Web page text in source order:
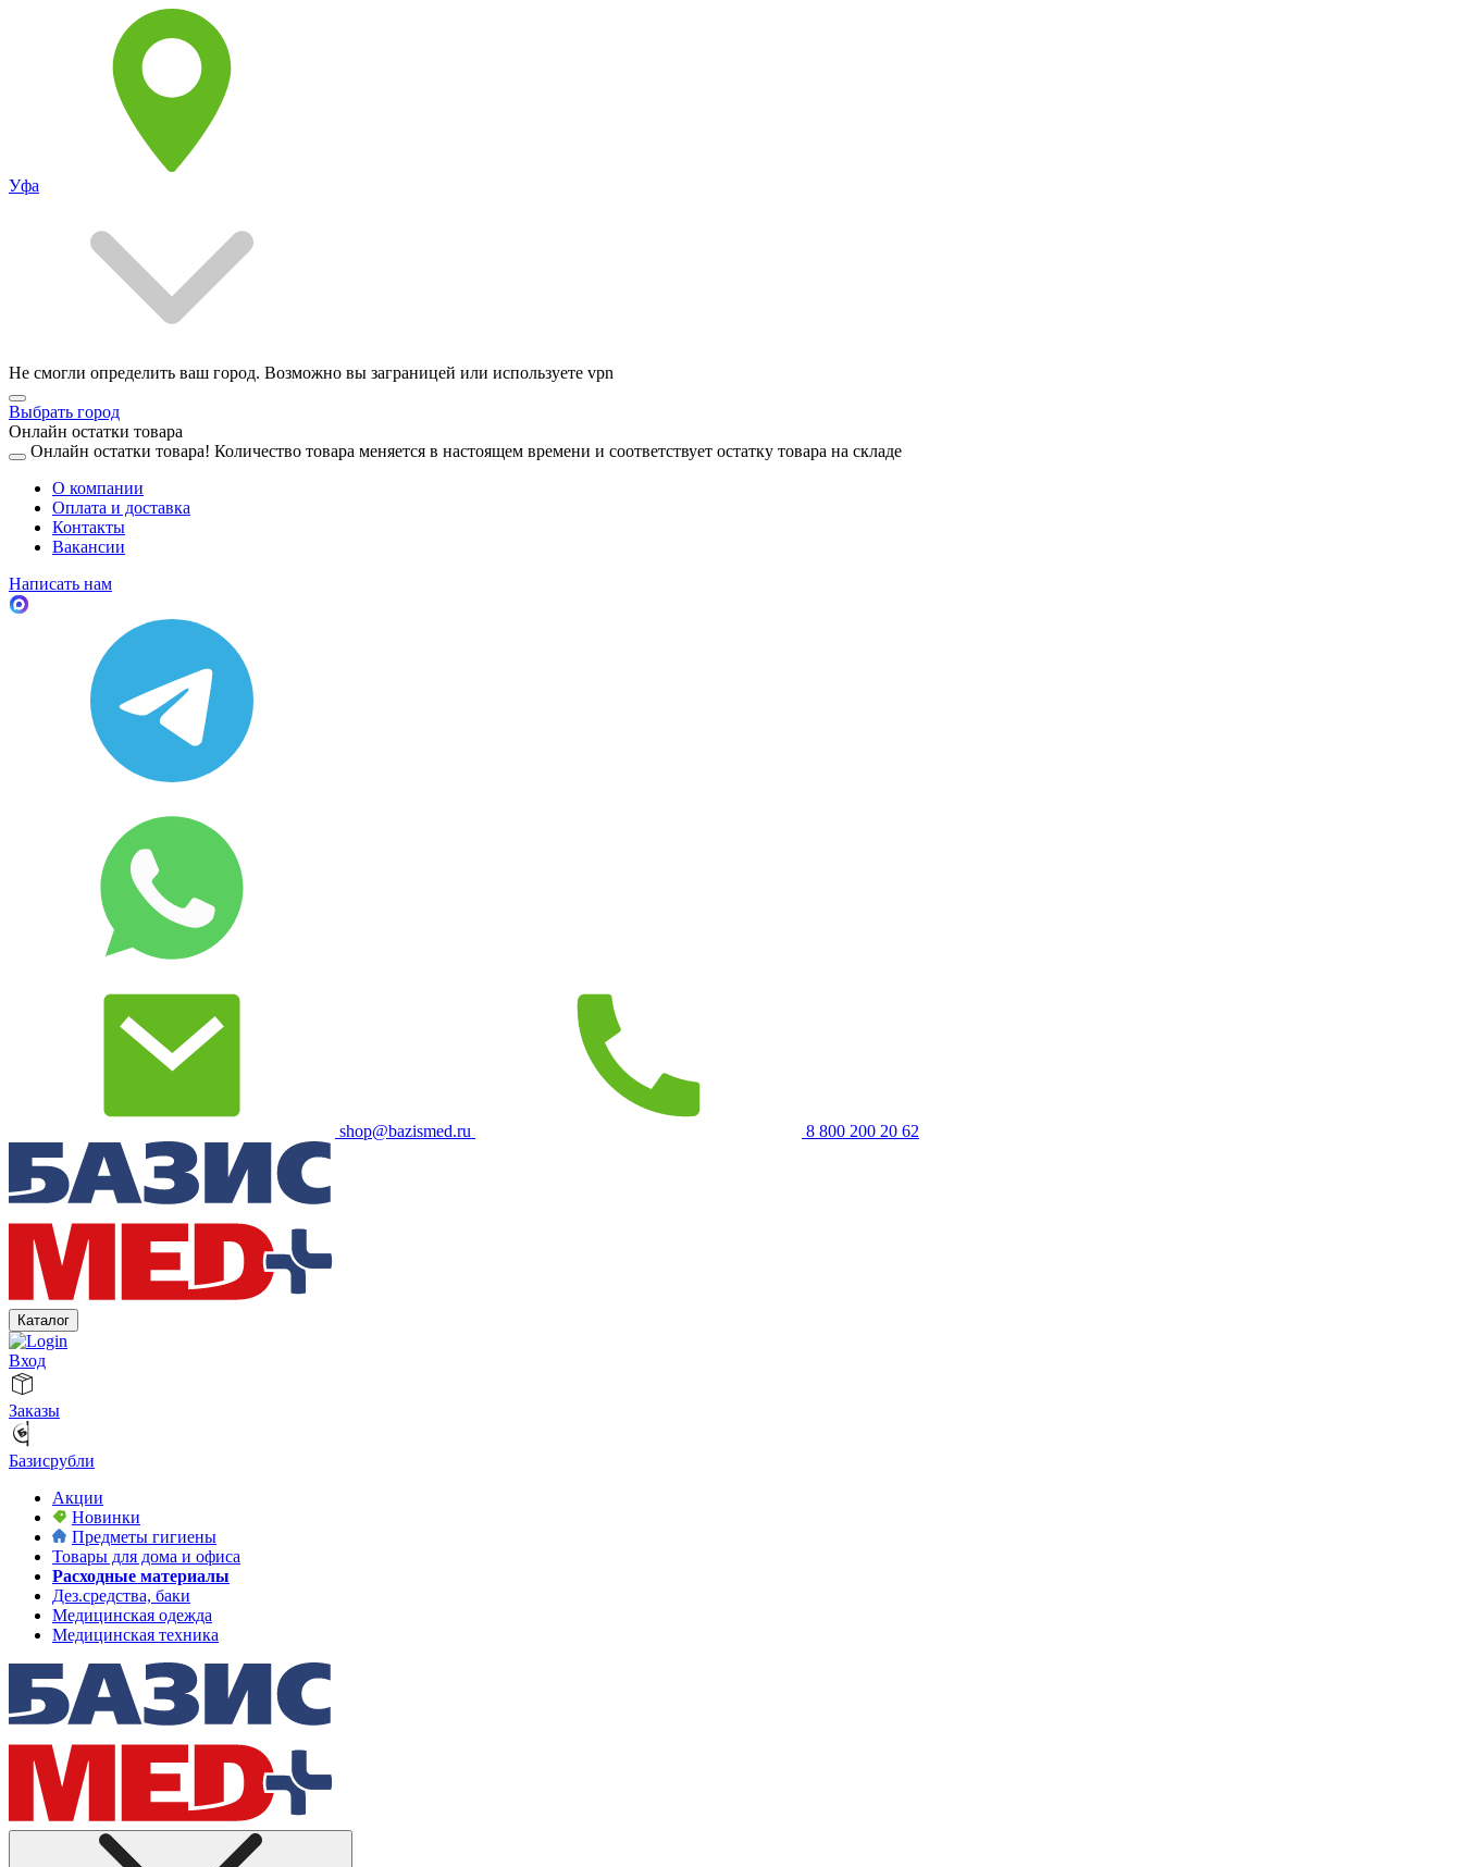
Уфа
Не смогли определить ваш город. Возможно вы заграницей или используете vpn
Выбрать город
Онлайн остатки товара
Онлайн остатки товара! Количество товара меняется в настоящем времени и соответствует остатку товара на складе
О компании
Оплата и доставка
Контакты
Вакансии
Написать нам
shop@bazismed.ru 8 800 200 20 62
Каталог
Вход
Заказы
Базисрубли
Акции
Новинки
Предметы гигиены
Товары для дома и офиса
Расходные материалы
Дез.средства, баки
Медицинская одежда
Медицинская техника